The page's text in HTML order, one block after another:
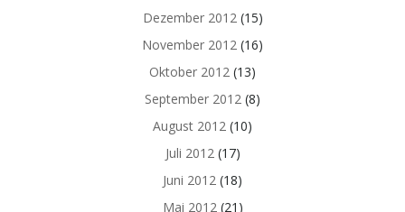
Dezember 2012 (15)
November 2012 (16)
Oktober 2012 (13)
September 2012 (8)
August 2012 (10)
Juli 2012 (17)
Juni 2012 (18)
Mai 2012 (21)